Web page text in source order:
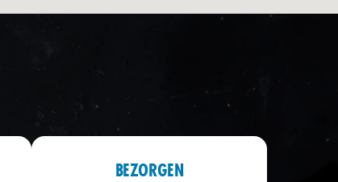
BEZORGEN